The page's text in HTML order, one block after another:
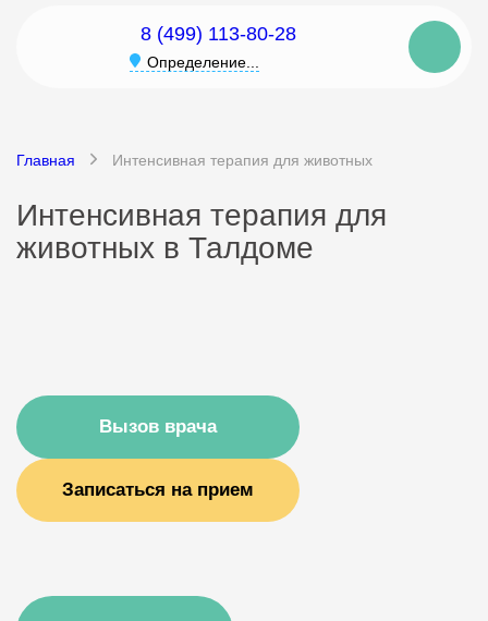
8 (499) 113-80-28
Определение...
Главная Интенсивная терапия для животных
Интенсивная терапия для
животных в Талдоме
Вызов врача
Записаться на прием